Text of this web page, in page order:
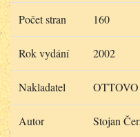
Počet stran 160
Rok vydání 2002
Nakladatel OTTOVO
Autor Stojan